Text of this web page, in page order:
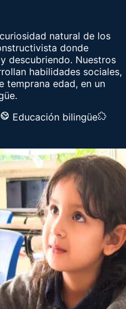
natural de los
donde
descubriendo. Nuestros
habilidades sociales,
temprana edad, en un
Educación bilingüe